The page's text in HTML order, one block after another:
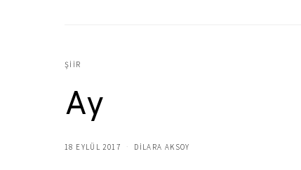
ŞIIR
Ay
18 EYLÜL 2017 DILARA AKSOY